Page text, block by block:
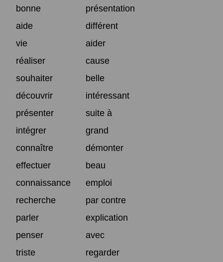
bonne
présentation
aide
différent
vie
aider
réaliser
cause
souhaiter
belle
découvrir
intéressant
présenter
suite à
intégrer
grand
connaître
démonter
effectuer
beau
connaissance
emploi
recherche
par contre
parler
explication
penser
avec
triste
regarder